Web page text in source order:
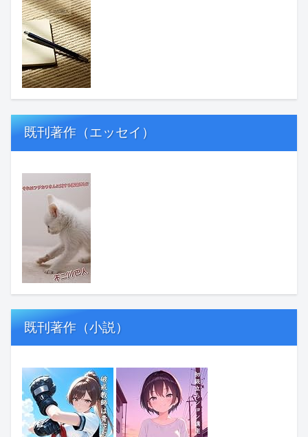
既刊著作（エッセイ）
既刊著作（小説）